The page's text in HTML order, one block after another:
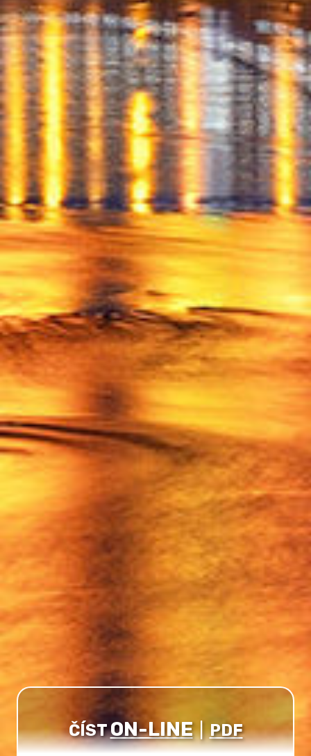
ČÍSTON-LINE | PDF